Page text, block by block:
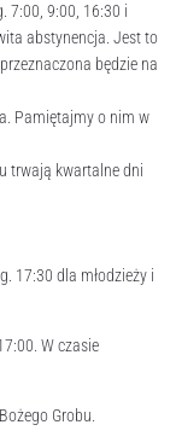
7:00, 9:00, 16:30 i
abstynencja. Jest to
będzie na
Pamiętajmy o nim w
trwają kwartalne dni
17:30 dla młodzieży i
W czasie
Grobu.